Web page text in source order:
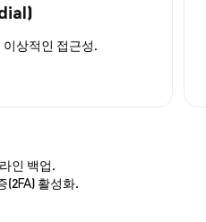
상적인 접근성.
인 백업.
(2FA) 활성화.